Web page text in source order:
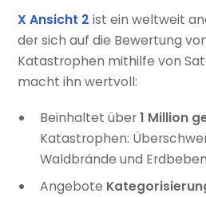
X Ansicht 2 ist ein weltweit
der sich auf die Bewertung
Katastrophen mithilfe von
macht ihn wertvoll:
Beinhaltet über1 Million
Katastrophen:
Waldbrände und
Angebote